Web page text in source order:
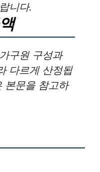
니다.
구원 구성과
다르게 산정됩
본문을 참고하